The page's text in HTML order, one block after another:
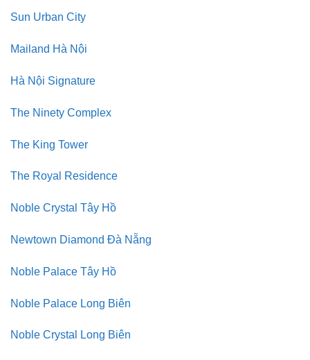
Sun Urban City
Mailand Hà Nội
Hà Nội Signature
The Ninety Complex
The King Tower
The Royal Residence
Noble Crystal Tây Hồ
Newtown Diamond Đà Nẵng
Noble Palace Tây Hồ
Noble Palace Long Biên
Noble Crystal Long Biên